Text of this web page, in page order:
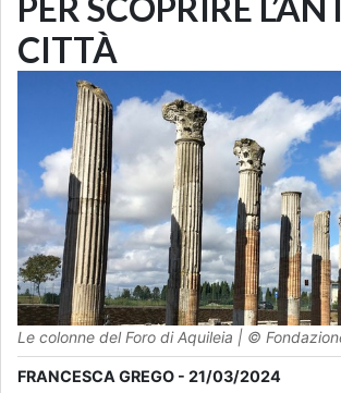
CITTÀ
Le colonne del Foro di Aquileia | ©
FRANCESCA GREGO - 21/03/2024